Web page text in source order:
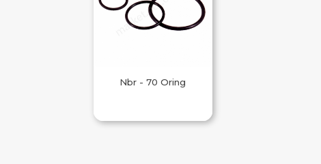
Nbr - 70 Oring